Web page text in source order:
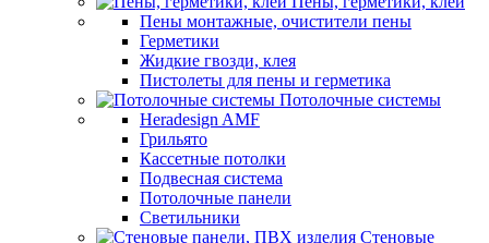
Пены монтажные, очистители пены
Герметики
Жидкие гвозди, клея
Пистолеты для пены и герметика
Потолочные системы
Heradesign AMF
Грильято
Кассетные потолки
Подвесная система
Потолочные панели
Светильники
Стеновые